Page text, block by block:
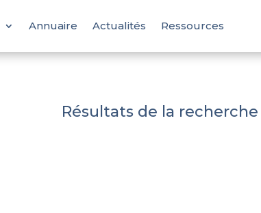
Annuaire Actualités Ressources
Résultats de la recherche